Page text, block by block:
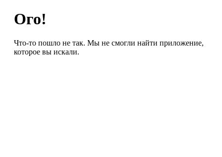
Ого!
Что-то пошло не так. Мы не смогли найти приложение,
которое вы искали.